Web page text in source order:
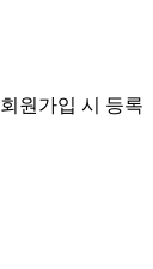
회원가입 시 등록